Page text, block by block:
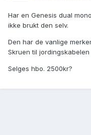
Har en Genesis dual
ikke brukt den selv.
Den har de vanlige
Skruen til
Selges hbo. 2500kr?